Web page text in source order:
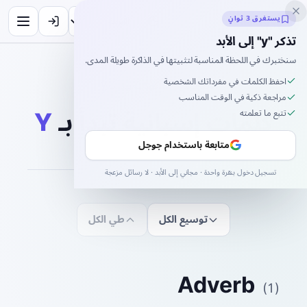
Inklingo
القاموس /
كلمات إسبانية تبدأ بـY
توسيع الكل طي الكل
Adverb (1)
يستغرق 3 ثوانٍ
تذكر "y" إلى الأبد
سنختبرك في اللحظة المناسبة لتثبيتها في الذاكرة طويلة المدى.
احفظ الكلمات في مفرداتك الشخصية
مراجعة ذكية في الوقت المناسب
تتبع ما تعلمته
متابعة باستخدام جوجل
تسجيل دخول بنقرة واحدة · مجاني إلى الأبد · لا رسائل مزعجة